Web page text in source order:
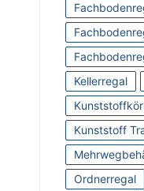
Kellerregal
Kunststoff
Ordnerregal